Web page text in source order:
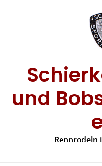
und
Rennrodeln